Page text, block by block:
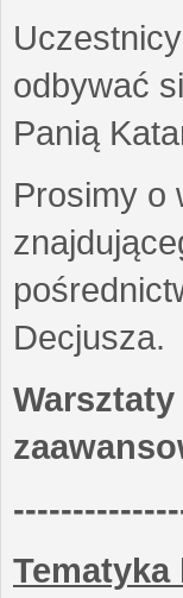
odbywać
Panią
Prosimy o
Decjusza.
Tematyka